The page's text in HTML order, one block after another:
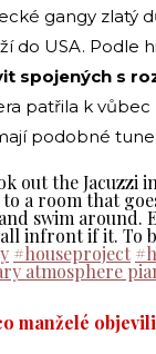
gangy zlatý
do USA. Podle
spojených s
patřila k
podobné
out the Jacuzzi
a room that
swim around.
infront if it. To
#houseproject
atmosphere
manželé